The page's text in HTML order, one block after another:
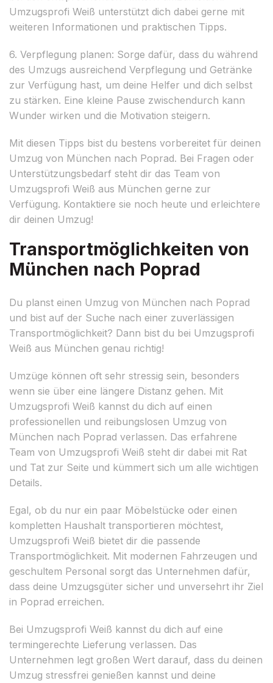
Umzugsprofi Weiß unterstützt dich dabei gerne mit
weiteren Informationen und praktischen Tipps.
6. Verpflegung planen: Sorge dafür, dass du während
des Umzugs ausreichend Verpflegung und Getränke
zur Verfügung hast, um deine Helfer und dich selbst
zu stärken. Eine kleine Pause zwischendurch kann
Wunder wirken und die Motivation steigern.
Mit diesen Tipps bist du bestens vorbereitet für deinen
Umzug von München nach Poprad. Bei Fragen oder
Unterstützungsbedarf steht dir das Team von
Umzugsprofi Weiß aus München gerne zur
Verfügung. Kontaktiere sie noch heute und erleichtere
dir deinen Umzug!
Transportmöglichkeiten von
München nach Poprad
Du planst einen Umzug von München nach Poprad
und bist auf der Suche nach einer zuverlässigen
Transportmöglichkeit? Dann bist du bei Umzugsprofi
Weiß aus München genau richtig!
Umzüge können oft sehr stressig sein, besonders
wenn sie über eine längere Distanz gehen. Mit
Umzugsprofi Weiß kannst du dich auf einen
professionellen und reibungslosen Umzug von
München nach Poprad verlassen. Das erfahrene
Team von Umzugsprofi Weiß steht dir dabei mit Rat
und Tat zur Seite und kümmert sich um alle wichtigen
Details.
Egal, ob du nur ein paar Möbelstücke oder einen
kompletten Haushalt transportieren möchtest,
Umzugsprofi Weiß bietet dir die passende
Transportmöglichkeit. Mit modernen Fahrzeugen und
geschultem Personal sorgt das Unternehmen dafür,
dass deine Umzugsgüter sicher und unversehrt ihr Ziel
in Poprad erreichen.
Bei Umzugsprofi Weiß kannst du dich auf eine
termingerechte Lieferung verlassen. Das
Unternehmen legt großen Wert darauf, dass du deinen
Umzug stressfrei genießen kannst und deine